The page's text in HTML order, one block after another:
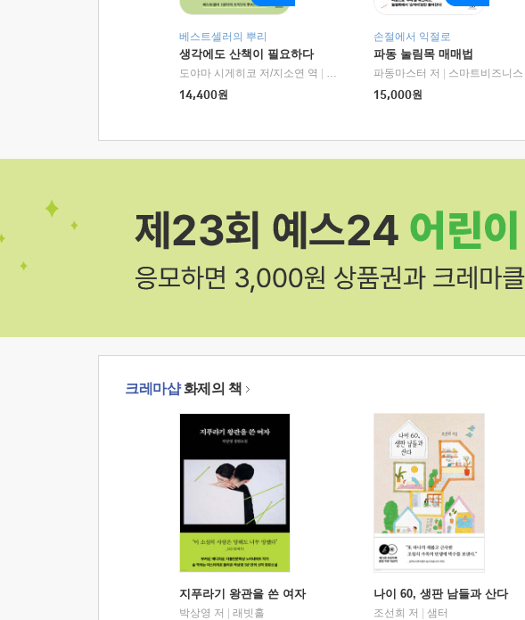
베스트셀러의 뿌리
생각에도 산책이 필요하다
도야마 시게히코 저/지소연 역
알에이치코리아(RHK)
14,400원
손절에서 익절로
파동 눌림목 매매법
파동마스터 저
스마트비즈니스
15,000원
크레마샵화제의 책
지푸라기 왕관을 쓴 여자
박상영 저
래빗홀
나이 60, 생판 남들과 산다
조선희 저
샘터